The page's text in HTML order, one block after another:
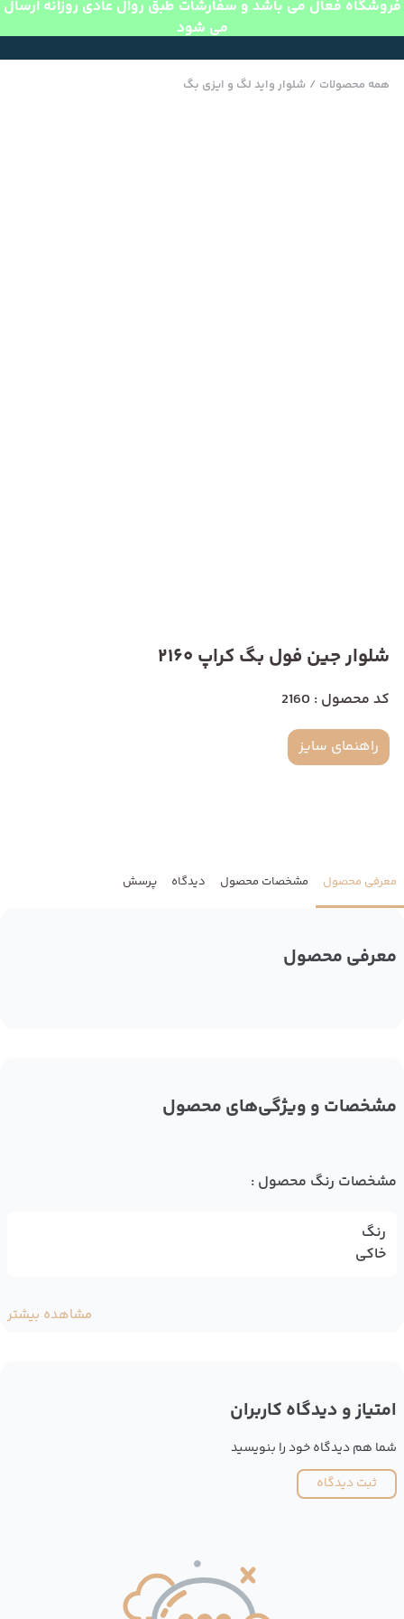
فروشگاه فعال می باشد و سفارشات طبق روال عادی روزانه ارسال
می شود
همه محصولات / شلوار واید لگ و ایزی بگ
شلوار جین فول بگ کراپ 2160
کد محصول : 2160
راهنمای سایز
معرفی محصول مشخصات محصول دیدگاه پرسش
معرفی محصول
مشخصات و ویژگی‌های محصول
مشخصات رنگ محصول :
رنگ
خاکی
مشاهده بیشتر
امتیاز و دیدگاه کاربران
شما هم دیدگاه خود را بنویسید
ثبت دیدگاه